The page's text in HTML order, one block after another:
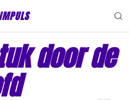
door de